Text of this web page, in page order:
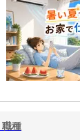
職種